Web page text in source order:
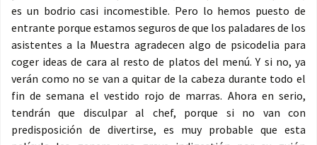
es un bodrio casi incomestible. Pero lo hemos puesto de
entrante porque estamos seguros de que los paladares de los
asistentes a la Muestra agradecen algo de psicodelia para
coger ideas de cara al resto de platos del menú. Y si no, ya
verán como no se van a quitar de la cabeza durante todo el
fin de semana el vestido rojo de marras. Ahora en serio,
tendrán que disculpar al chef, porque si no van con
predisposición de divertirse, es muy probable que esta